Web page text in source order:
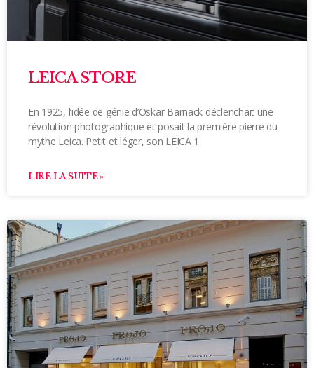
LEICA STORE
En 1925, l’idée de génie d’Oskar Barnack déclenchait une
révolution photographique et posait la première pierre du
mythe Leica. Petit et léger, son LEICA 1
LIRE LA SUITE »